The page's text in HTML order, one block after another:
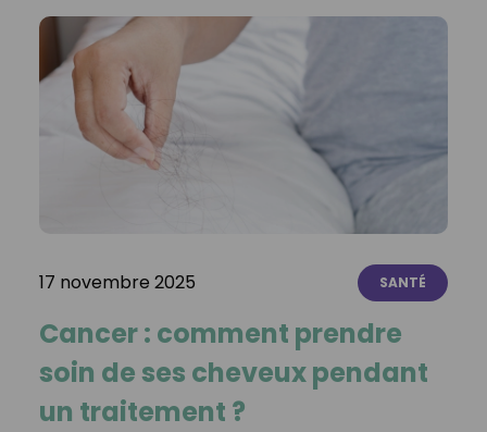
17 novembre 2025 SANTÉ
Cancer : comment prendre
soin de ses cheveux pendant
un traitement ?